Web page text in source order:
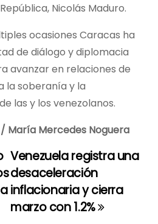
Nicolás Maduro.
ocasiones Caracas ha
de diálogo y diplomacia
avanzar en relaciones de
la soberanía y la
las y los venezolanos.
María Mercedes Noguera
Venezuela registra una
desaceleración
inflacionaria y cierra
marzo con 1.2%